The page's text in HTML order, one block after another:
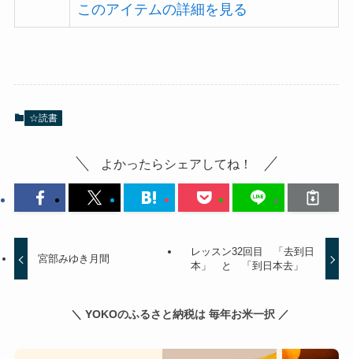
このアイテムの詳細を見る
☆読書
よかったらシェアしてね！
宮部みゆき月間
レッスン32回目 「去到日
本」 と 「到日本去」
＼ YOKOのふるさと納税は 毎年お米一択 ／